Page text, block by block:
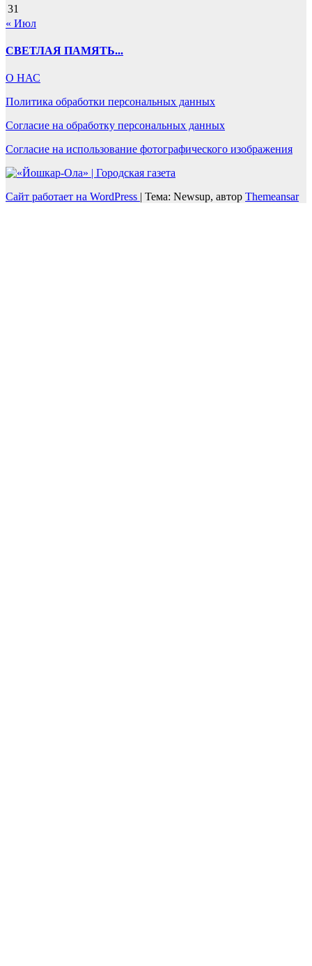
31
« Июл
СВЕТЛАЯ ПАМЯТЬ...
О НАС
Политика обработки персональных данных
Согласие на обработку персональных данных
Согласие на использование фотографического изображения
Сайт работает на WordPress | Тема: Newsup, автор Themeansar